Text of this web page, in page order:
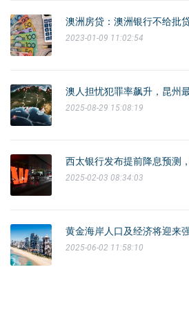
澳洲房贷：澳洲银行不给批
2023-01-09 11:02:54
澳人担忧犯罪率飙升，昆州
2025-08-29 15:08:19
西太银行发布提前降息预测
2025-02-03 08:34:03
黄金海岸人口及经济将迎来
2025-06-02 11:58:10